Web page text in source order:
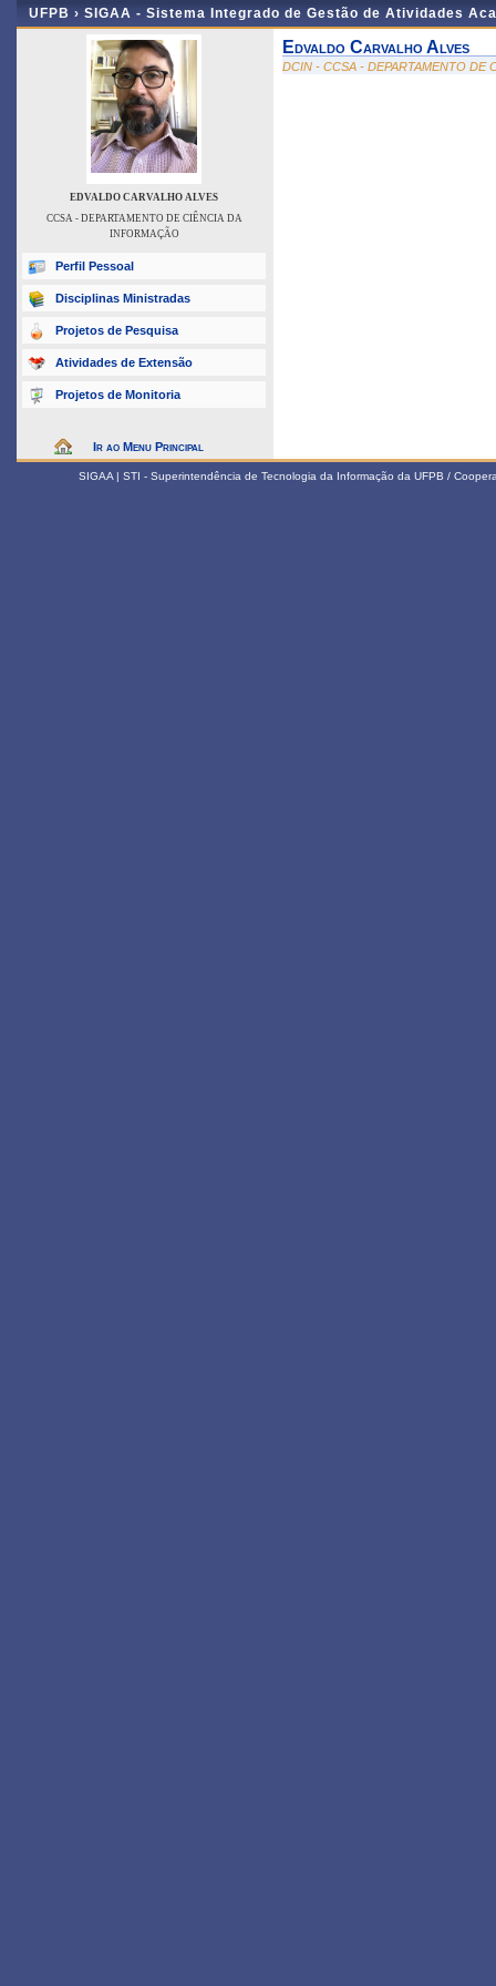
UFPB › SIGAA - Sistema Integrado de Gestão de Atividades
EDVALDO CARVALHO ALVES
CCSA - DEPARTAMENTO DE CIÊNCIA DA
INFORMAÇÃO
Perfil Pessoal
Disciplinas Ministradas
Projetos de Pesquisa
Atividades de Extensão
Projetos de Monitoria
Ir ao Menu Principal
Edvaldo Carvalho Alves
DCIN - CCSA - DEPARTAMENTO DE
SIGAA | STI - Superintendência de Tecnologia da Informação da UFPB /